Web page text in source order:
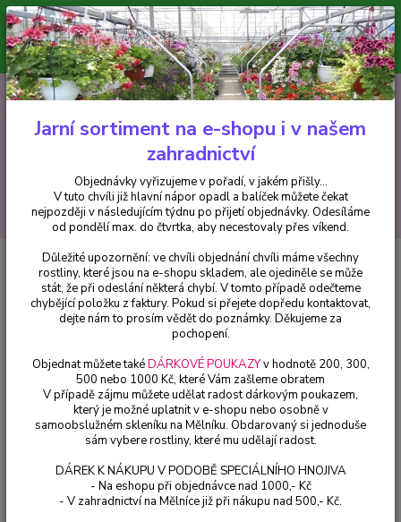
Minimální hodnota pro odeslání z e-shopu je 300 Kč.
V tuto chvíli již hlavní nápor objednávek opadl a balíček můžete čekat
nejpozději v následujícím týdnu po přijetí objednávky. Objednávky
vyřizujeme v pořadí, v jakém přišly...
CZK
Hledat
+420 602 223 614 0ks
za0 Kč
Balkónové rostliny Dianthus - Hvozdíky
Dianthus - Hvozdíky
Upřesnit parametry
Nejnovější Nejlevnější Nejdražší
Zobrazuji 1-8 z 8
strana z 1
Jarní sortiment na e-shopu i v našem
zahradnictví
Objednávky vyřizujeme v pořadí, v jakém přišly...
V tuto chvíli již hlavní nápor opadl a balíček můžete čekat
nejpozději v následujícím týdnu po přijetí objednávky. Odesíláme
od pondělí max. do čtvrtka, aby necestovaly přes víkend.
Důležité upozornění: ve chvíli objednání chvíli máme všechny
rostliny, které jsou na e-shopu skladem, ale ojediněle se může
stát, že při odeslání některá chybí. V tomto případě odečteme
chybějící položku z faktury. Pokud si přejete dopředu kontaktovat,
dejte nám to prosím vědět do poznámky. Děkujeme za
pochopení.
Objednat můžete takéDÁRKOVÉ POUKAZYv hodnotě 200, 300,
500 nebo 1000 Kč, které Vám zašleme obratem
V případě zájmu můžete udělat radost dárkovým poukazem,
který je možné uplatnit v e-shopu nebo osobně v
samoobslužném skleníku na Mělníku. Obdarovaný si jednoduše
sám vybere rostliny, které mu udělají radost.
DÁREK K NÁKUPU V PODOBĚ SPECIÁLNÍHO HNOJIVA
- Na eshopu při objednávce nad 1000,- Kč
- V zahradnictví na Mělníce již při nákupu nad 500,- Kč.